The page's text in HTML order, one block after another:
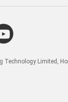
Technology Limited,